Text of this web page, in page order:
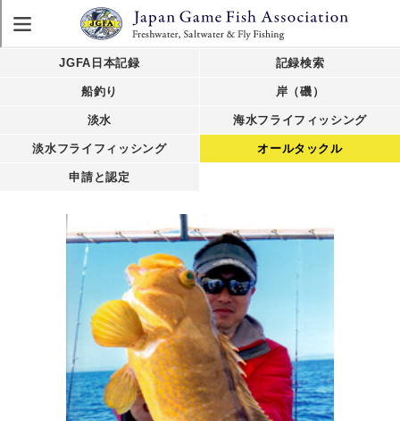
JGFA日本記録 記録検索
船釣り 岸（磯）
淡水 海水フライフィッシング
淡水フライフィッシング オールタックル
申請と認定